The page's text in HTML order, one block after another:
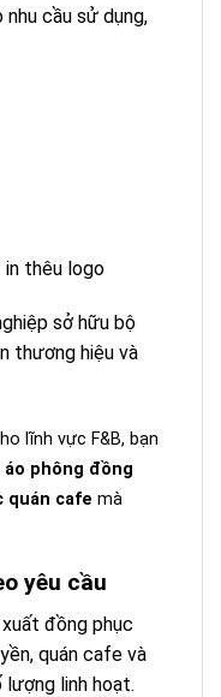
cầu sử dụng,
thêu logo
sở hữu bộ
thương hiệu và
lĩnh vực F&B, bạn
áo phông đồng
quán cafe mà
yêu cầu
đồng phục
quán cafe và
lượng linh hoạt.